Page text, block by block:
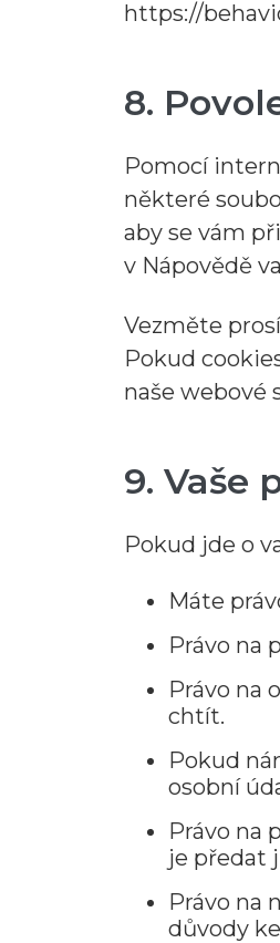
https://
8.
Pomocí
některé
aby se vám
v Nápovědě
Vezměte
Pokud
naše webové
9. Vaše
Pokud jde o
Máte
Právo na
Právo na
chtít.
Pokud
osobní
Právo na
je předat
Právo na
důvody